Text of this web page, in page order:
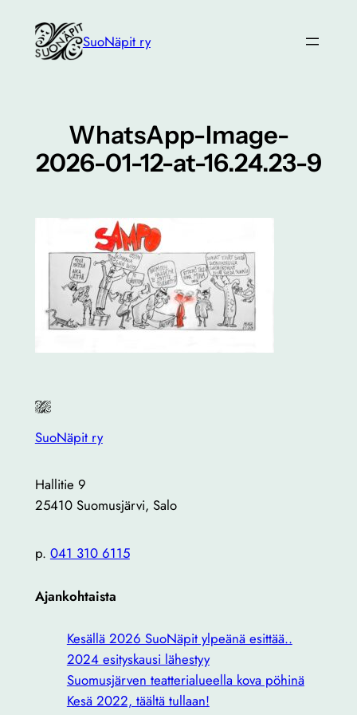
sisältöön
SuoNäpit ry
WhatsApp-Image-
2026-01-12-at-16.24.23-9
SuoNäpit ry
Hallitie 9
25410 Suomusjärvi, Salo
p. 041 310 6115
Ajankohtaista
Kesällä 2026 SuoNäpit ylpeänä esittää..
2024 esityskausi lähestyy
Suomusjärven teatterialueella kova pöhinä
Kesä 2022, täältä tullaan!